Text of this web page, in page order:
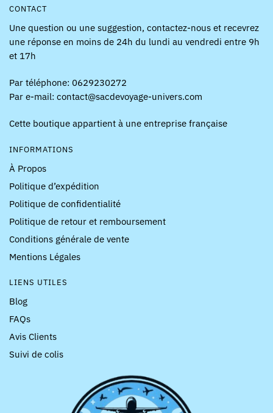
CONTACT
Une question ou une suggestion, contactez-nous et recevrez
une réponse en moins de 24h du lundi au vendredi entre 9h
et 17h
Par téléphone: 0629230272
Par e-mail: contact@sacdevoyage-univers.com
Cette boutique appartient à une entreprise française
INFORMATIONS
À Propos
Politique d’expédition
Politique de confidentialité
Politique de retour et remboursement
Conditions générale de vente
Mentions Légales
LIENS UTILES
Blog
FAQs
Avis Clients
Suivi de colis